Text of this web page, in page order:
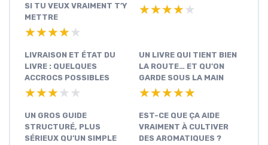
SI TU VEUX VRAIMENT T’Y
METTRE
★★★★★
★★★★★
★★★★★
★★★★★
LIVRAISON ET ÉTAT DU
LIVRE : QUELQUES
ACCROCS POSSIBLES
★★★★★
★★★★★
UN LIVRE QUI TIENT BIEN
LA ROUTE… ET QU’ON
GARDE SOUS LA MAIN
★★★★★
★★★★★
UN GROS GUIDE
STRUCTURÉ, PLUS
SÉRIEUX QU’UN SIMPLE
EST-CE QUE ÇA AIDE
VRAIMENT À CULTIVER
DES AROMATIQUES ?